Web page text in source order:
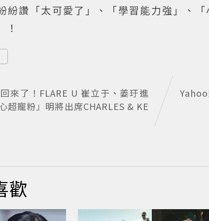
紛讚「太可愛了」、「學習能力強」、
！
來了！FLARE U 崔立于、姜玗進
超寵粉」明將出席CHARLES & KE
歡